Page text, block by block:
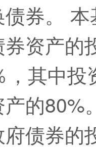
券。
券资产的
，其中投
的80%
府债券的